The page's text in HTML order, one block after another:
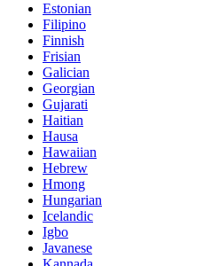
Estonian
Filipino
Finnish
Frisian
Galician
Georgian
Gujarati
Haitian
Hausa
Hawaiian
Hebrew
Hmong
Hungarian
Icelandic
Igbo
Javanese